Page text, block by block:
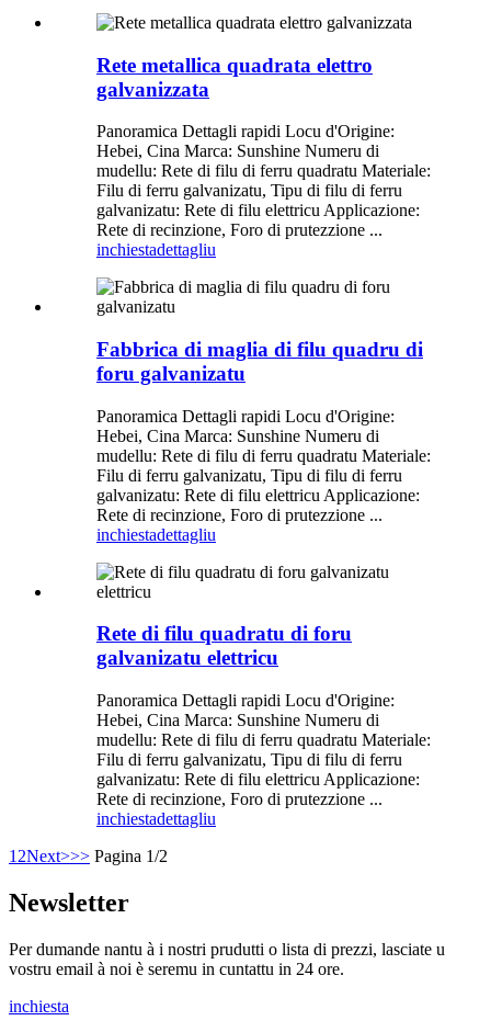
Rete metallica quadrata elettro
galvanizzata
Panoramica Dettagli rapidi Locu d'Origine:
Hebei, Cina Marca: Sunshine Numeru di
mudellu: Rete di filu di ferru quadratu Materiale:
Filu di ferru galvanizatu, Tipu di filu di ferru
galvanizatu: Rete di filu elettricu Applicazione:
Rete di recinzione, Foro di prutezzione ...
inchiestadettagliu
Fabbrica di maglia di filu quadru di
foru galvanizatu
Panoramica Dettagli rapidi Locu d'Origine:
Hebei, Cina Marca: Sunshine Numeru di
mudellu: Rete di filu di ferru quadratu Materiale:
Filu di ferru galvanizatu, Tipu di filu di ferru
galvanizatu: Rete di filu elettricu Applicazione:
Rete di recinzione, Foro di prutezzione ...
inchiestadettagliu
Rete di filu quadratu di foru
galvanizatu elettricu
Panoramica Dettagli rapidi Locu d'Origine:
Hebei, Cina Marca: Sunshine Numeru di
mudellu: Rete di filu di ferru quadratu Materiale:
Filu di ferru galvanizatu, Tipu di filu di ferru
galvanizatu: Rete di filu elettricu Applicazione:
Rete di recinzione, Foro di prutezzione ...
inchiestadettagliu
1 2Next>>> Pagina 1/2
Newsletter
Per dumande nantu à i nostri prudutti o lista di prezzi, lasciate u
vostru email à noi è seremu in cuntattu in 24 ore.
inchiesta